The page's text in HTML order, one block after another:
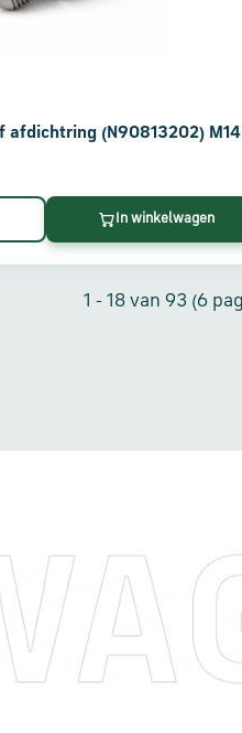
afdichtring (N90813202)
In winkelwagen
1 - 18 van 93 (6